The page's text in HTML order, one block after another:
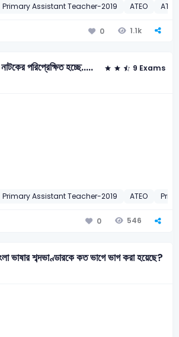
Primary Assistant Teacher-2019 ATEO
0 1.1k
পরিপ্রেক্ষিত হচ্ছে..... 9 Exams
Primary Assistant Teacher-2019 ATEO
0 546
ভাষার শব্দভাণ্ডারকে কত ভাগে ভাগ করা হয়েছে?